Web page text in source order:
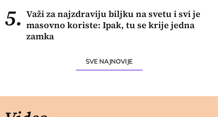
5. Važi za najzdraviju biljku na svetu i svi je
masovno koriste: Ipak, tu se krije jedna
zamka
SVE NAJNOVIJE